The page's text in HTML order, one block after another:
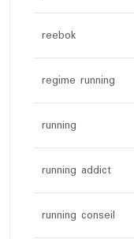
reebok
regime running
running
running addict
running conseil